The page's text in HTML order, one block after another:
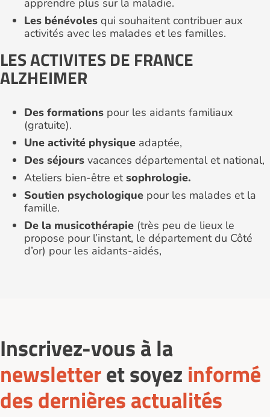
apprendre plus sur la maladie.
Les bénévoles qui souhaitent contribuer aux
activités avec les malades et les familles.
LES ACTIVITES DE FRANCE
ALZHEIMER
Des formations pour les aidants familiaux
(gratuite).
Une activité physique adaptée,
Des séjours vacances départemental et national,
Ateliers bien-être etsophrologie.
Soutien psychologique pour les malades et la
famille.
De la musicothérapie (très peu de lieux le
propose pour l’instant, le département du Côté
d’or) pour les aidants-aidés,
Inscrivez-vous à la
newsletteret soyez informé
des dernières actualités